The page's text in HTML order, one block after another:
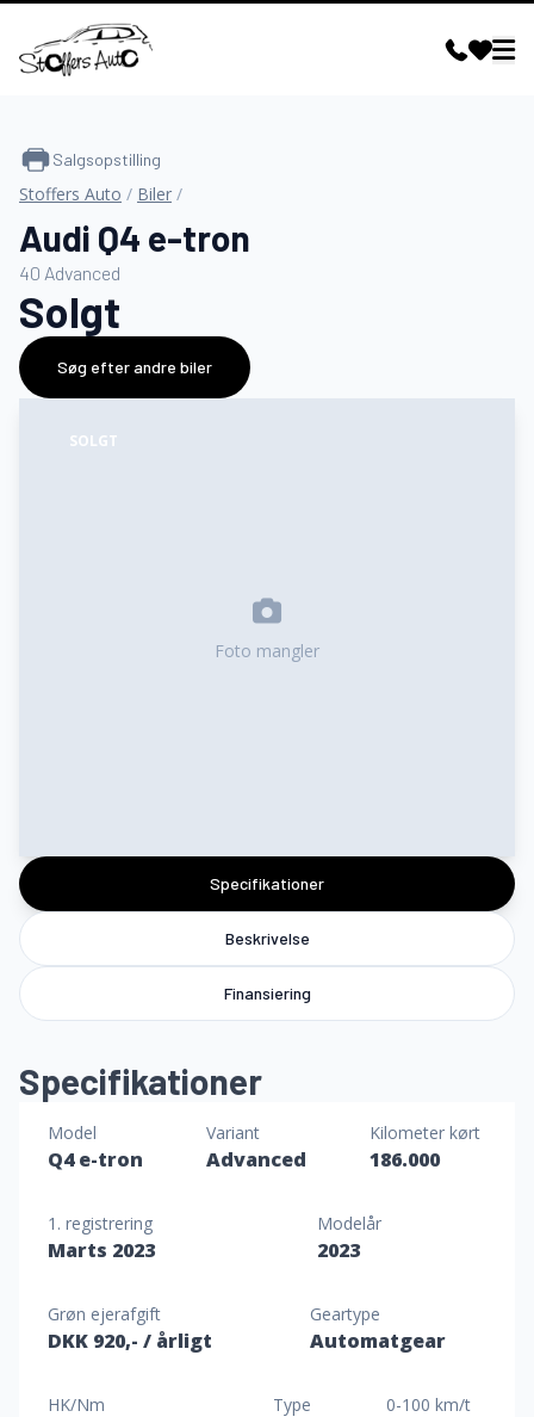
SOLGT
Foto mangler
Specifikationer
Beskrivelse
Finansiering
Specifikationer
Model
Q4 e-tron
Variant
Advanced
Kilometer kørt
186.000
1. registrering
Marts 2023
Modelår
2023
Grøn ejerafgift
DKK 920,- / årligt
Geartype
Automatgear
HK/Nm Type 0-100 km/t
Salgsopstilling
Stoffers Auto / Biler /
Audi Q4 e-tron
40 Advanced
Solgt
Søg efter andre biler